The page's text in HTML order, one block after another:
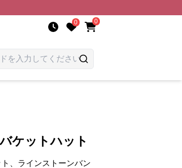
0 0
ケットハット
、ラインストーンバン